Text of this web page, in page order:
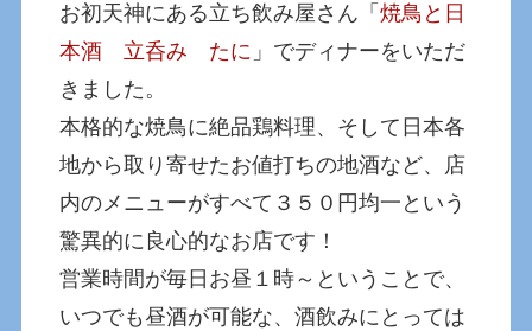
お初天神にある立ち飲み屋さん「焼鳥と日
本酒 立呑み たに 」でディナーをいただ
きました。
本格的な焼鳥に絶品鶏料理、そして日本各
地から取り寄せたお値打ちの地酒など、店
内のメニューがすべて３５０円均一という
驚異的に良心的なお店です！
営業時間が毎日お昼１時～ということで、
いつでも昼酒が可能な、酒飲みにとっては